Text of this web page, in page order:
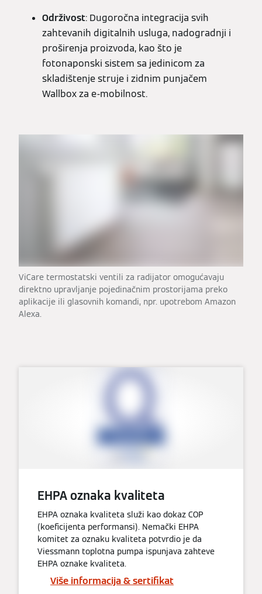
Održivost: Dugoročna integracija svih
zahtevanih digitalnih usluga, nadogradnji i
proširenja proizvoda, kao što je
fotonaponski sistem sa jedinicom za
skladištenje struje i zidnim punjačem
Wallbox za e-mobilnost.
ViCare termostatski ventili za radijator omogućavaju
direktno upravljanje pojedinačnim prostorijama preko
aplikacije ili glasovnih komandi, npr. upotrebom Amazon
Alexa.
EHPA oznaka kvaliteta
EHPA oznaka kvaliteta služi kao dokaz COP
(koeficijenta performansi). Nemački EHPA
komitet za oznaku kvaliteta potvrdio je da
Viessmann toplotna pumpa ispunjava zahteve
EHPA oznake kvaliteta.
Više informacija & sertifikat